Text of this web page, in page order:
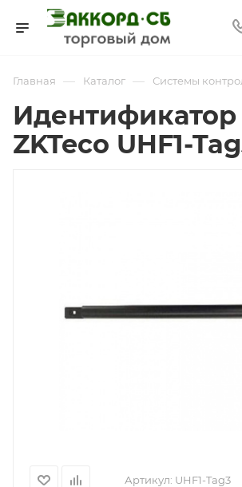
Главная — Каталог — Системы
Идентификатор
ZKTeco UHF1-
Артикул: UHF1-Tag3